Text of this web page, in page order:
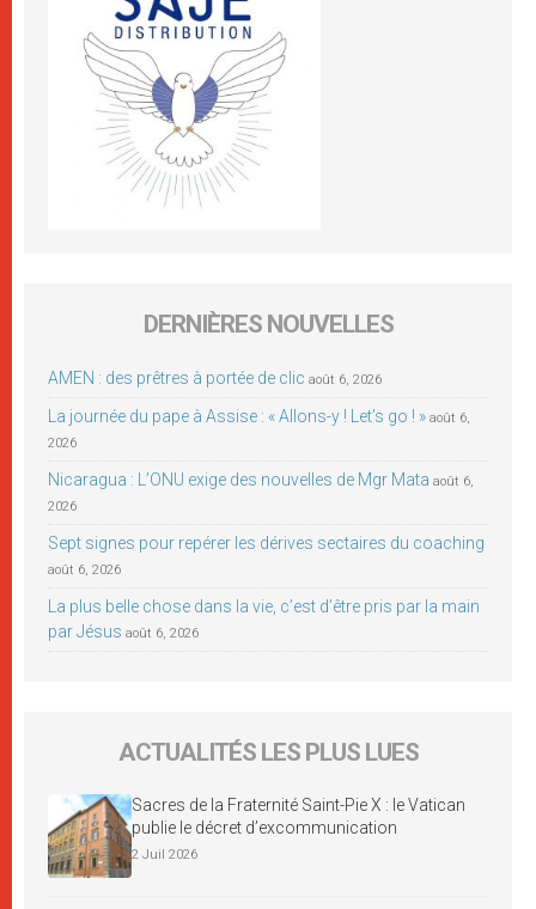
DERNIÈRES NOUVELLES
AMEN : des prêtres à portée de clic août 6, 2026
La journée du pape à Assise : « Allons-y ! Let’s go ! » août 6,
2026
Nicaragua : L’ONU exige des nouvelles de Mgr Mata août 6,
2026
Sept signes pour repérer les dérives sectaires du coaching
août 6, 2026
La plus belle chose dans la vie, c’est d’être pris par la main
par Jésus août 6, 2026
ACTUALITÉS LES PLUS LUES
Sacres de la Fraternité Saint-Pie X : le Vatican
publie le décret d’excommunication
2 Juil 2026